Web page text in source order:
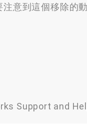
到這個移除的動
Support and